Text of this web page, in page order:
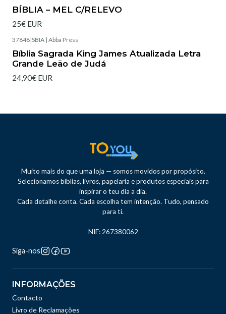
BÍBLIA – MEL C/RELEVO
25€ EUR
37848|SBIA | Abba Press
Bíblia Sagrada King James Atualizada Letra
Grande Leão de Judá
24,90€ EUR
Muito mais do que uma loja — somos movidos por propósito.
Selecionamos bíblias, livros, papelaria e produtos especiais para
inspirar o teu dia a dia.
Cada detalhe conta. Cada escolha tem intenção. Tudo, pensado
para ti.
NIF: 267380062
Siga-nos
INFORMAÇÕES
Contacto
Livro de Reclamações